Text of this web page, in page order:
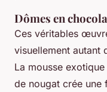
Dômes en
Ces véritables
visuellement autant
La mousse
de nougat crée une